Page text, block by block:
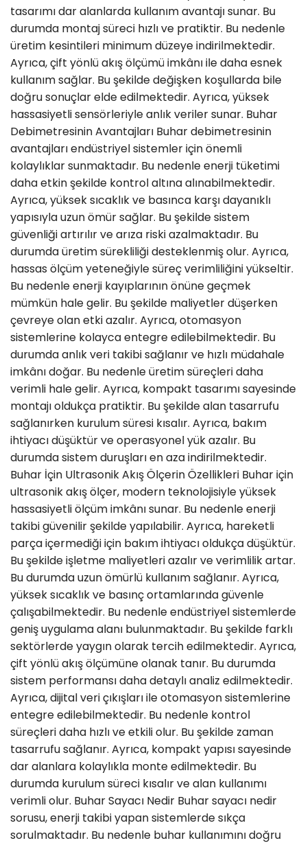
tasarımı dar alanlarda kullanım avantajı sunar. Bu
durumda montaj süreci hızlı ve pratiktir. Bu nedenle
üretim kesintileri minimum düzeye indirilmektedir.
Ayrıca, çift yönlü akış ölçümü imkânı ile daha esnek
kullanım sağlar. Bu şekilde değişken koşullarda bile
doğru sonuçlar elde edilmektedir. Ayrıca, yüksek
hassasiyetli sensörleriyle anlık veriler sunar. Buhar
Debimetresinin Avantajları Buhar debimetresinin
avantajları endüstriyel sistemler için önemli
kolaylıklar sunmaktadır. Bu nedenle enerji tüketimi
daha etkin şekilde kontrol altına alınabilmektedir.
Ayrıca, yüksek sıcaklık ve basınca karşı dayanıklı
yapısıyla uzun ömür sağlar. Bu şekilde sistem
güvenliği artırılır ve arıza riski azalmaktadır. Bu
durumda üretim sürekliliği desteklenmiş olur. Ayrıca,
hassas ölçüm yeteneğiyle süreç verimliliğini yükseltir.
Bu nedenle enerji kayıplarının önüne geçmek
mümkün hale gelir. Bu şekilde maliyetler düşerken
çevreye olan etki azalır. Ayrıca, otomasyon
sistemlerine kolayca entegre edilebilmektedir. Bu
durumda anlık veri takibi sağlanır ve hızlı müdahale
imkânı doğar. Bu nedenle üretim süreçleri daha
verimli hale gelir. Ayrıca, kompakt tasarımı sayesinde
montajı oldukça pratiktir. Bu şekilde alan tasarrufu
sağlanırken kurulum süresi kısalır. Ayrıca, bakım
ihtiyacı düşüktür ve operasyonel yük azalır. Bu
durumda sistem duruşları en aza indirilmektedir.
Buhar İçin Ultrasonik Akış Ölçerin Özellikleri Buhar için
ultrasonik akış ölçer, modern teknolojisiyle yüksek
hassasiyetli ölçüm imkânı sunar. Bu nedenle enerji
takibi güvenilir şekilde yapılabilir. Ayrıca, hareketli
parça içermediği için bakım ihtiyacı oldukça düşüktür.
Bu şekilde işletme maliyetleri azalır ve verimlilik artar.
Bu durumda uzun ömürlü kullanım sağlanır. Ayrıca,
yüksek sıcaklık ve basınç ortamlarında güvenle
çalışabilmektedir. Bu nedenle endüstriyel sistemlerde
geniş uygulama alanı bulunmaktadır. Bu şekilde farklı
sektörlerde yaygın olarak tercih edilmektedir. Ayrıca,
çift yönlü akış ölçümüne olanak tanır. Bu durumda
sistem performansı daha detaylı analiz edilmektedir.
Ayrıca, dijital veri çıkışları ile otomasyon sistemlerine
entegre edilebilmektedir. Bu nedenle kontrol
süreçleri daha hızlı ve etkili olur. Bu şekilde zaman
tasarrufu sağlanır. Ayrıca, kompakt yapısı sayesinde
dar alanlara kolaylıkla monte edilmektedir. Bu
durumda kurulum süreci kısalır ve alan kullanımı
verimli olur. Buhar Sayacı Nedir Buhar sayacı nedir
sorusu, enerji takibi yapan sistemlerde sıkça
sorulmaktadır. Bu nedenle buhar kullanımını doğru